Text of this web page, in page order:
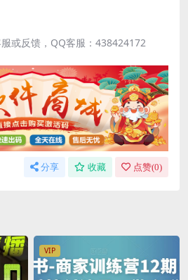
或反馈，QQ客服：438424172
分享 收藏 点赞(0)
VIP